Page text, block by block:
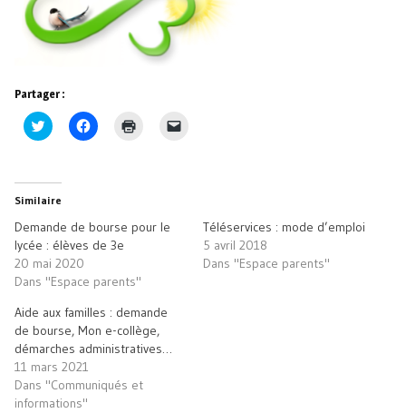
Partager :
Cliquez
pour
dans
une
nouvelle
Cliquez
pour
Cliquer
ami(ouvre
dans
Similaire
Demande de bourse pour le
lycée : élèves de 3e
20 mai 2020
Dans "Espace parents"
Téléservices : mode d’emploi
5 avril 2018
Dans "Espace parents"
Aide aux familles : demande
de bourse, Mon e-collège,
démarches administratives…
11 mars 2021
Dans "Communiqués et
informations"